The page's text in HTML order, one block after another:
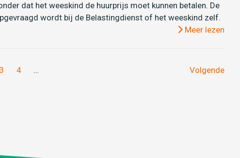
dat het weeskind de huurprijs moet kunnen betalen. De
wordt bij de Belastingdienst of het weeskind zelf.
Meer lezen
3 4 … Volgende